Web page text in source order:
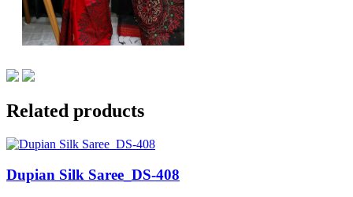
Related products
Dupian Silk Saree_DS-408